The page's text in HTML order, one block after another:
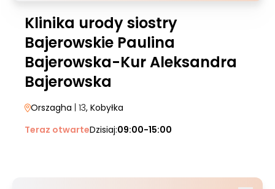
Klinika urody siostry
Bajerowskie Paulina
Bajerowska-Kur Aleksandra
Bajerowska
Orszagha | 13, Kobyłka
Teraz otwarteDzisiaj:09:00-15:00